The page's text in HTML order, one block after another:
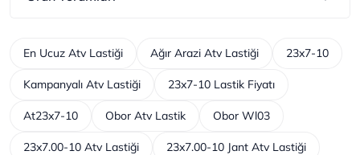
En Ucuz Atv Lastiği Ağır Arazi Atv Lastiği 23x7-10
Kampanyalı Atv Lastiği 23x7-10 Lastik Fiyatı
At23x7-10 Obor Atv Lastik Obor Wl03
23x7.00-10 Atv Lastiği 23x7.00-10 Jant Atv Lastiği